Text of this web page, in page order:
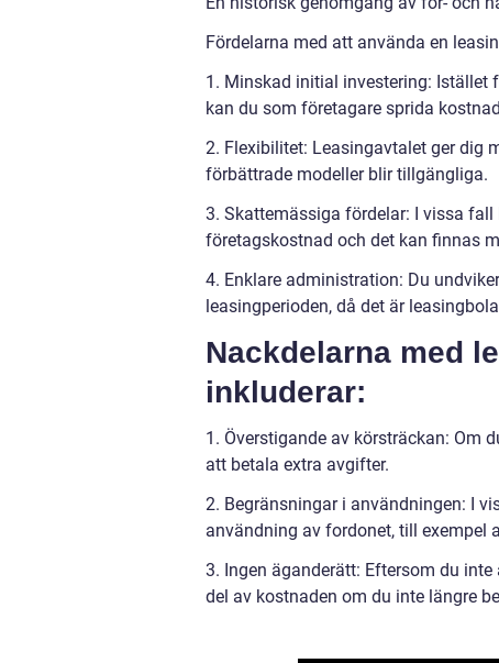
Fördelarna med att använda en
1. Minskad initial investering: Istället
kan du som företagare sprida
2. Flexibilitet: Leasingavtalet ger dig
förbättrade modeller blir tillgängliga.
3. Skattemässiga fördelar: I vissa fall
företagskostnad och det kan finnas
4. Enklare administration: Du
leasingperioden, då det är
Nackdelarna med
inkluderar:
1. Överstigande av körsträckan: Om
att betala extra avgifter.
2. Begränsningar i användningen: I
användning av fordonet, till exempel
3. Ingen äganderätt: Eftersom du
del av kostnaden om du inte längre